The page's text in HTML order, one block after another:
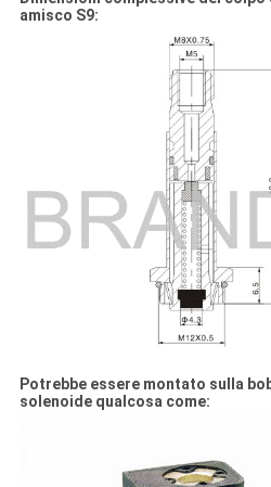
amisco S9:
Potrebbe essere montato sulla
solenoide qualcosa come: